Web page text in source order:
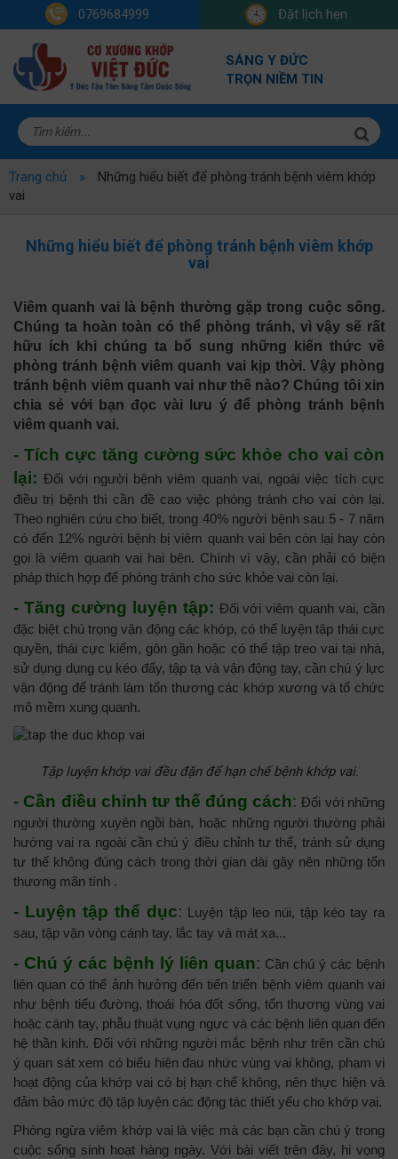
0769684999 Đặt lịch hẹn
SÁNG Y ĐỨC
TRỌN NIỀM TIN
Trang chủ
Những hiểu biết để phòng tránh bệnh viêm khớp
vai
Những hiểu biết để phòng tránh bệnh viêm khớp
vai
Viêm quanh vai là bệnh thường gặp trong cuộc sống.
Chúng ta hoàn toàn có thể phòng tránh, vì vậy sẽ rất
hữu ích khi chúng ta bổ sung những kiến thức về
phòng tránh bệnh viêm quanh vai kịp thời. Vậy phòng
tránh bệnh viêm quanh vai như thế nào? Chúng tôi xin
chia sẻ với bạn đọc vài lưu ý để phòng tránh bệnh
viêm quanh vai.
- Tích cực tăng cường sức khỏe cho vai còn
lại:Đối với người bệnh viêm quanh vai, ngoài việc tích cực
điều trị bệnh thì cần đề cao việc phòng tránh cho vai còn lại.
Theo nghiên cứu cho biết, trong 40% người bệnh sau 5 - 7 năm
có đến 12% người bệnh bị viêm quanh vai bên còn lại hay còn
gọi là viêm quanh vai hai bên. Chính vì vậy, cần phải có biện
pháp thích hợp để phòng tránh cho sức khỏe vai còn lại.
- Tăng cường luyện tập: Đối với viêm quanh vai, cần
đặc biệt chú trọng vận động các khớp, có thể luyện tập thái cực
quyền, thái cực kiếm, gôn gần hoặc có thể tập treo vai tại nhà,
sử dụng dụng cụ kéo đẩy, tập tạ và vận động tay, cần chú ý lực
vận động để tránh làm tổn thương các khớp xương và tổ chức
mô mềm xung quanh.
Tập luyện khớp vai đều đặn để hạn chế bệnh khớp vai.
- Cần điều chỉnh tư thế đúng cách:Đối với những
người thường xuyên ngồi bàn, hoặc những người thường phải
hướng vai ra ngoài cần chú ý điều chỉnh tư thế, tránh sử dụng
tư thế không đúng cách trong thời gian dài gây nên những tổn
thương mãn tính .
- Luyện tập thể dục: Luyện tập leo núi, tập kéo tay ra
sau, tập vặn vòng cánh tay, lắc tay và mát xa...
- Chú ý các bệnh lý liên quan: Cần chú ý các bệnh
liên quan có thể ảnh hưởng đến tiến triển bệnh viêm quanh vai
như bệnh tiểu đường, thoái hóa đốt sống, tổn thương vùng vai
hoặc cánh tay, phẫu thuật vụng ngực và các bệnh liên quan đến
hệ thần kinh. Đối với những người mắc bệnh như trên cần chú
ý quan sát xem có biểu hiện đau nhức vùng vai không, phạm vi
hoạt động của khớp vai có bị hạn chế không, nên thực hiện và
đảm bảo mức độ tập luyện các động tác thiết yếu cho khớp vai.
Phòng ngừa viêm khớp vai là việc mà các bạn cần chú ý trong
cuộc sống sinh hoạt hàng ngày. Với bài viết trên đây, hi vọng